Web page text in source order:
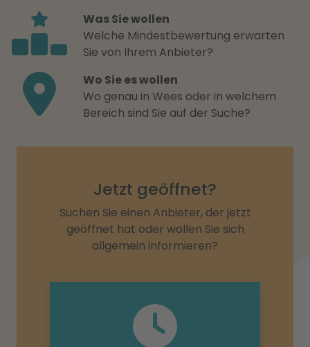
Was Sie wollen
Welche Mindestbewertung erwarten
Sie von Ihrem Anbieter?
Wo Sie es wollen
Wo genau in Wees oder in welchem
Bereich sind Sie auf der Suche?
Jetzt geöffnet?
Suchen Sie einen Anbieter, der jetzt
geöffnet hat oder wollen Sie sich
allgemein informieren?